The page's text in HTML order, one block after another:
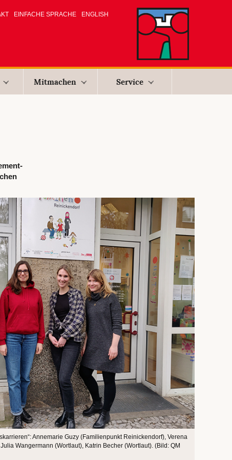
EINFACHE SPRACHE ENGLISH
Mitmachen Service
Annemarie Guzy (Familienpunkt Reinickendorf), Verena
Wangermann (Wortlaut), Katrin Becher (Wortlaut). (Bild: QM